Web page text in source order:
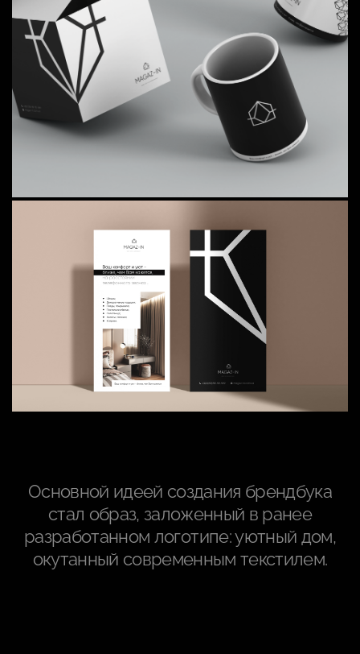
Основной идеей создания брендбука
стал образ, заложенный в ранее
разработанном логотипе: уютный дом,
окутанный современным текстилем.